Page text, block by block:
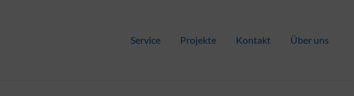
Service Projekte Kontakt Über uns